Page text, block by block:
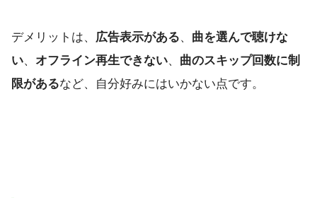
デメリットは、 広告表示がある、 曲を選んで聴けな
い、 オフライン再生できない、 曲のスキップ回数に制
限があるなど、自分好みにはいかない点です。